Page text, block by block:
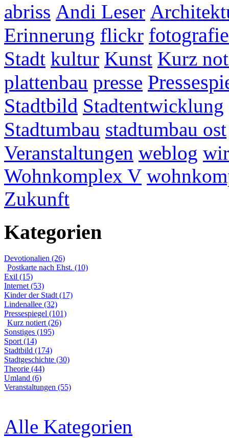
abriss Andi Leser
Erinnerung flickr fotografie
Stadt kultur Kunst Kurz
plattenbau presse
Stadtbild Stadtentwicklung
Stadtumbau stadtumbau ost
Veranstaltungen weblog
Wohnkomplex V
Zukunft
Kategorien
Devotionalien (26)
Postkarte nach Ehst. (10)
Exil (15)
Internet (53)
Kinder der Stadt (17)
Lindenallee (32)
Pressespiegel (101)
Kurz notiert (26)
Sonstiges (195)
Sport (14)
Stadtbild (174)
Stadtgeschichte (30)
Theorie (44)
Umland (6)
Veranstaltungen (55)
Alle Kategorien